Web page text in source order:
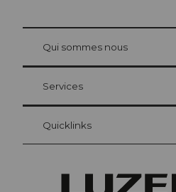
Carte d’hôte Lucerne
Vos avantages en tant qu'hôte pour la
at Bre
Qui sommes nous
Services
Quicklinks